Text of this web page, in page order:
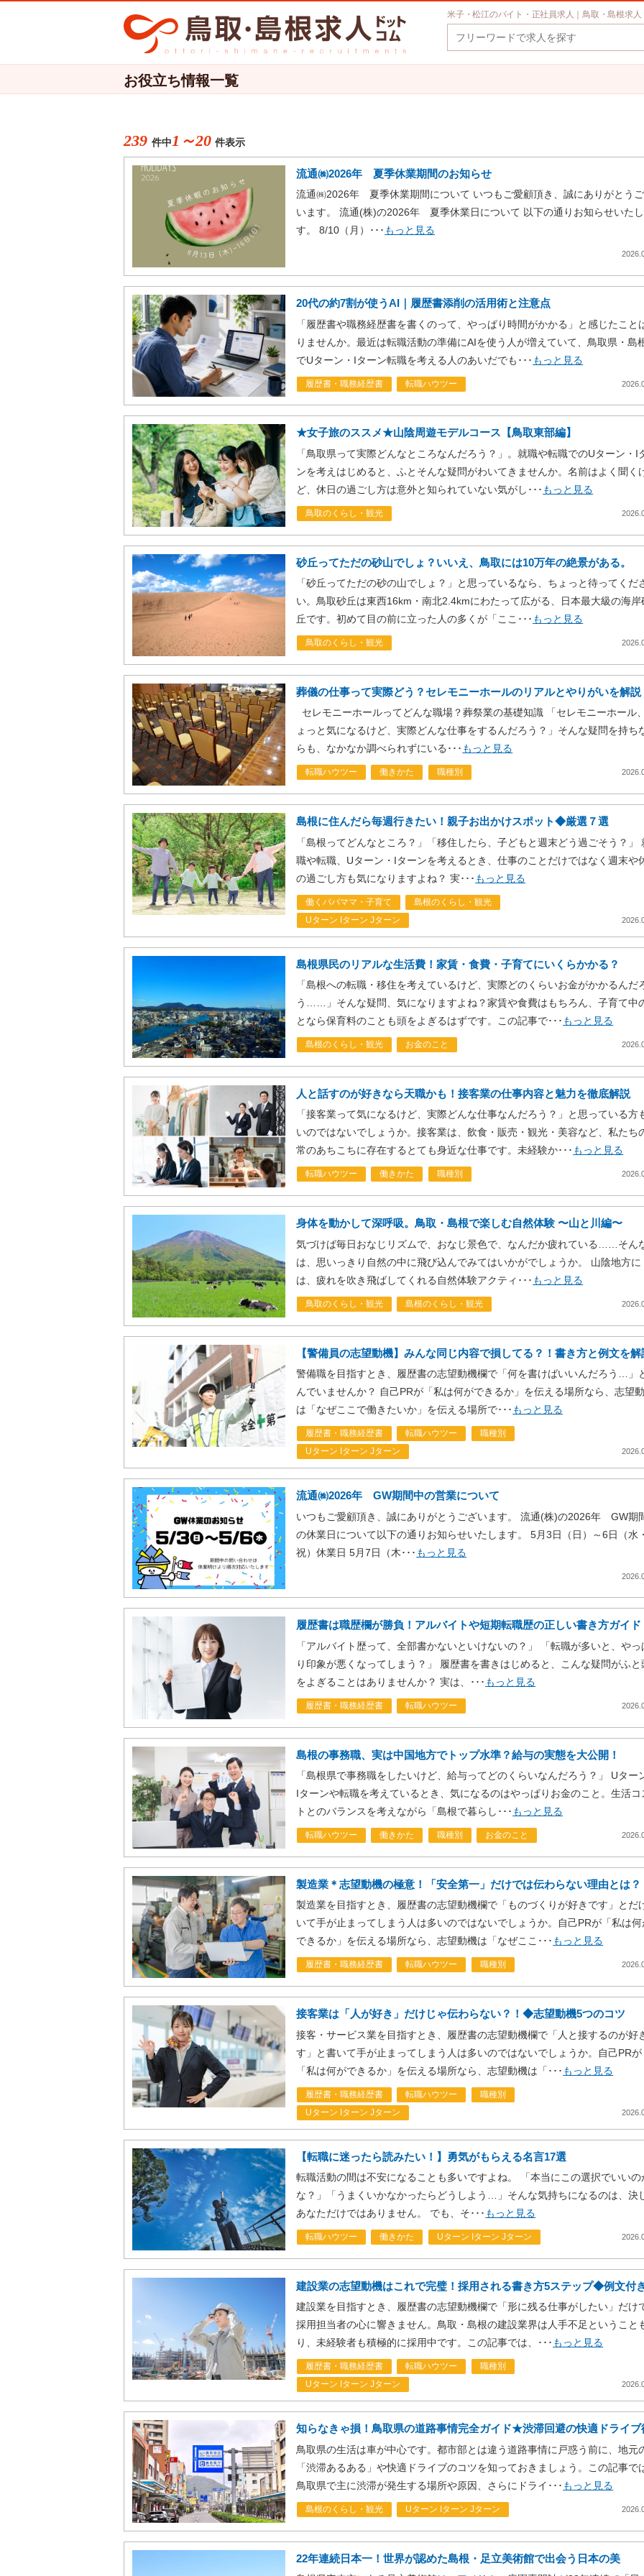
米子・松江のバイト・正社員求人｜鳥取・島根求人
お役立ち情報一覧
239 件中 1～20 件表示
流通㈱2026年 夏季休業期間のお知らせ
流通㈱2026年 夏季休業期間について いつもご愛顧頂き、誠にありがとう
います。 流通(株)の2026年 夏季休業日について 以下の通りお知らせいたし
す。 8/10（月）･･･ もっと見る
20代の約7割が使うAI｜履歴書添削の活用術と注意点
「履歴書や職務経歴書を書くのって、やっぱり時間がかかる」と感じたこと
りませんか。最近は転職活動の準備にAIを使う人が増えていて、鳥取県・島
でUターン・Iターン転職を考える人のあいだでも･･･ もっと見る
履歴書・職務経歴書 転職ハウツー
★女子旅のススメ★山陰周遊モデルコース【鳥取東部編】
「鳥取県って実際どんなところなんだろう？」。就職や転職でのUターン・I
ンを考えはじめると、ふとそんな疑問がわいてきませんか。名前はよく聞く
ど、休日の過ごし方は意外と知られていない気がし･･･ もっと見る
鳥取のくらし・観光
砂丘ってただの砂山でしょ？いいえ、鳥取には10万年の絶景がある。
「砂丘ってただの砂の山でしょ？」と思っているなら、ちょっと待ってくだ
い。鳥取砂丘は東西16km・南北2.4kmにわたって広がる、日本最大級の海岸
丘です。初めて目の前に立った人の多くが「ここ･･･ もっと見る
鳥取のくらし・観光
葬儀の仕事って実際どう？セレモニーホールのリアルとやりがいを解説
セレモニーホールってどんな職場？葬祭業の基礎知識 「セレモニーホール
ょっと気になるけど、実際どんな仕事をするんだろう？」そんな疑問を持ち
らも、なかなか調べられずにいる･･･ もっと見る
転職ハウツー 働きかた 職種別
島根に住んだら毎週行きたい！親子お出かけスポット◆厳選７選
「島根ってどんなところ？」「移住したら、子どもと週末どう過ごそう？」
職や転職、Uターン・Iターンを考えるとき、仕事のことだけではなく週末や
の過ごし方も気になりますよね？ 実･･･ もっと見る
働くパパママ・子育て
島根のくらし・観光
Uターン Iターン Jターン
島根県民のリアルな生活費！家賃・食費・子育てにいくらかかる？
「島根への転職・移住を考えているけど、実際どのくらいお金がかかるんだ
う……」そんな疑問、気になりますよね？家賃や食費はもちろん、子育て中
となら保育料のことも頭をよぎるはずです。この記事で･･･ もっと見る
島根のくらし・観光 お金のこと
人と話すのが好きなら天職かも！接客業の仕事内容と魅力を徹底解説
「接客業って気になるけど、実際どんな仕事なんだろう？」と思っている方
いのではないでしょうか。接客業は、飲食・販売・観光・美容など、私たち
常のあちこちに存在するとても身近な仕事です。未経験か･･･ もっと見る
転職ハウツー 働きかた 職種別
身体を動かして深呼吸。鳥取・島根で楽しむ自然体験 〜山と川編〜
気づけば毎日おなじリズムで、おなじ景色で、なんだか疲れている……そん
は、思いっきり自然の中に飛び込んでみてはいかがでしょうか。 山陰地方に
は、疲れを吹き飛ばしてくれる自然体験アクティ･･･ もっと見る
鳥取のくらし・観光 島根のくらし・観光
【警備員の志望動機】みんな同じ内容で損してる？！書き方と例文を解
警備職を目指すとき、履歴書の志望動機欄で「何を書けばいいんだろう…」
んでいませんか？ 自己PRが「私は何ができるか」を伝える場所なら、志望
は「なぜここで働きたいか」を伝える場所で･･･ もっと見る
履歴書・職務経歴書 転職ハウツー
職種別
Uターン Iターン Jターン
流通㈱2026年 GW期間中の営業について
いつもご愛顧頂き、誠にありがとうございます。 流通(株)の2026年 GW期
の休業日について以下の通りお知らせいたします。 5月3日（日）～6日（水・
祝）休業日 5月7日（木･･･ もっと見る
履歴書は職歴欄が勝負！アルバイトや短期転職歴の正しい書き方ガイド
「アルバイト歴って、全部書かないといけないの？」 「転職が多いと、やっ
り印象が悪くなってしまう？」 履歴書を書きはじめると、こんな疑問がふと
をよぎることはありませんか？ 実は、･･･ もっと見る
履歴書・職務経歴書 転職ハウツー
島根の事務職、実は中国地方でトップ水準？給与の実態を大公開！
「島根県で事務職をしたいけど、給与ってどのくらいなんだろう？」 Uター
Iターンや転職を考えているとき、気になるのはやっぱりお金のこと。生活コ
トとのバランスを考えながら「島根で暮らし･･･ もっと見る
転職ハウツー 働きかた 職種別 お金のこと
製造業＊志望動機の極意！「安全第一」だけでは伝わらない理由とは？
製造業を目指すとき、履歴書の志望動機欄で「ものづくりが好きです」とだ
いて手が止まってしまう人は多いのではないでしょうか。自己PRが「私は何
できるか」を伝える場所なら、志望動機は「なぜここ･･･ もっと見る
履歴書・職務経歴書 転職ハウツー 職種別
接客業は「人が好き」だけじゃ伝わらない？！◆志望動機5つのコツ
接客・サービス業を目指すとき、履歴書の志望動機欄で「人と接するのが好
す」と書いて手が止まってしまう人は多いのではないでしょうか。自己PRが
「私は何ができるか」を伝える場所なら、志望動機は「･･･ もっと見る
履歴書・職務経歴書 転職ハウツー
職種別
Uターン Iターン Jターン
【転職に迷ったら読みたい！】勇気がもらえる名言17選
転職活動の間は不安になることも多いですよね。 「本当にこの選択でいいの
な？」「うまくいかなかったらどうしよう…」そんな気持ちになるのは、決
あなただけではありません。 でも、そ･･･ もっと見る
転職ハウツー 働きかた Uターン Iターン Jターン
建設業の志望動機はこれで完璧！採用される書き方5ステップ◆例文付
建設業を目指すとき、履歴書の志望動機欄で「形に残る仕事がしたい」だけ
採用担当者の心に響きません。鳥取・島根の建設業界は人手不足ということ
り、未経験者も積極的に採用中です。この記事では、･･･ もっと見る
履歴書・職務経歴書 転職ハウツー
職種別
Uターン Iターン Jターン
知らなきゃ損！鳥取県の道路事情完全ガイド★渋滞回避の快適ドライブ
鳥取県の生活は車が中心です。都市部とは違う道路事情に戸惑う前に、地元
「渋滞あるある」や快適ドライブのコツを知っておきましょう。この記事で
鳥取県で主に渋滞が発生する場所や原因、さらにドライ･･･ もっと見る
島根のくらし・観光 Uターン Iターン Jターン
22年連続日本一！世界が認めた島根・足立美術館で出会う日本の美